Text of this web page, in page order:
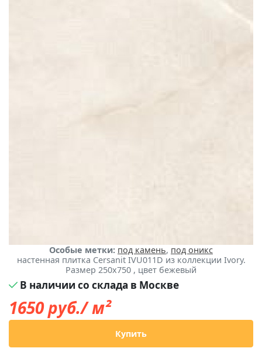
Особые метки: под камень, под оникс
настенная плитка Cersanit IVU011D из коллекции Ivory.
Размер 250x750 , цвет бежевый
В наличии со склада в Москве
1650руб./ м²
Купить